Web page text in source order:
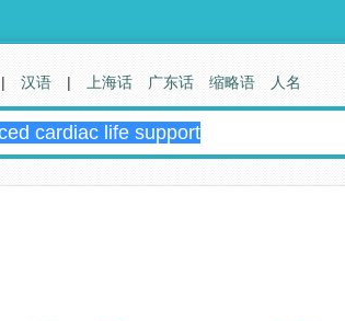
| 汉语 | 上海话 广东话 缩略语 人名